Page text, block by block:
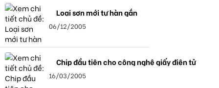
Loại sơn mới tự hàn gắn
06/12/2005
Chip đầu tiên cho công nghệ giấy điện tử
16/03/2005